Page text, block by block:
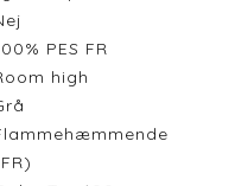
PES FR
high